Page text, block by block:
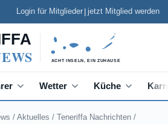
Login für Mitglieder | jetzt Mitglied werden
Wetter Küche
/ Aktuelles / Teneriffa Nachrichten /
zu Eilmeldungen